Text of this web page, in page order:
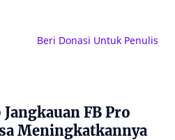
Beri Donasi Untuk Penulis |
FB Pro
Meningkatkannya